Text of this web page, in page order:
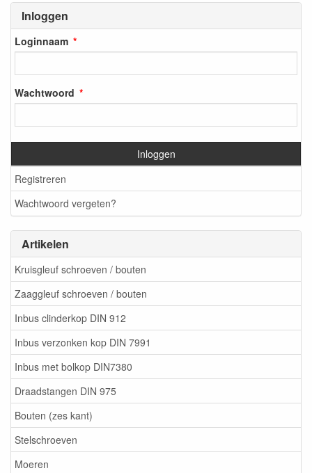
Inloggen
Loginnaam
Wachtwoord
Inloggen
Registreren
Wachtwoord vergeten?
Artikelen
Kruisgleuf schroeven / bouten
Zaaggleuf schroeven / bouten
Inbus clinderkop DIN 912
Inbus verzonken kop DIN 7991
Inbus met bolkop DIN7380
Draadstangen DIN 975
Bouten (zes kant)
Stelschroeven
Moeren